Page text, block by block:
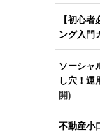
【初心
ング入門
ソーシャ
し穴！運
開)
不動産小